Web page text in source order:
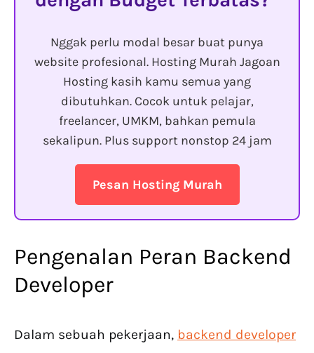
Nggak perlu modal besar buat punya
website profesional. Hosting Murah Jagoan
Hosting kasih kamu semua yang
dibutuhkan. Cocok untuk pelajar,
freelancer, UMKM, bahkan pemula
sekalipun. Plus support nonstop 24 jam
Pesan Hosting Murah
Pengenalan Peran Backend
Developer
Dalam sebuah pekerjaan, backend developer